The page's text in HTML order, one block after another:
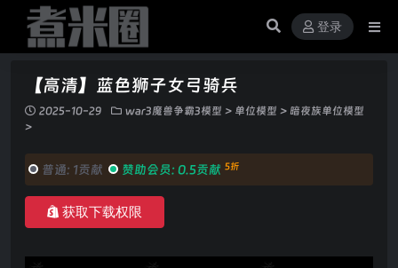
登录
【高清】蓝色狮子女弓骑兵
2025-10-29 war3魔兽争霸3模型 > 单位模型 > 暗夜族单位模型
>
普通: 1贡献 赞助会员: 0.5贡献 5折
获取下载权限